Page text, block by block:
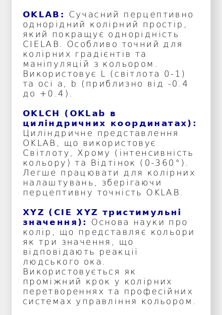
OKLAB:
Сучасний перцептивно
однорідний колірний простір,
який покращує однорідність
CIELAB. Особливо точний для
колірних градієнтів та
маніпуляцій з кольором.
Використовує L (світлота 0-1)
та осі a, b (приблизно від -0.4
до +0.4).
OKLCH (OKLab в
циліндричних координатах):
Циліндричне представлення
OKLAB, що використовує
Світлоту, Хрому (інтенсивність
кольору) та Відтінок (0-360°).
Легше працювати для колірних
налаштувань, зберігаючи
перцептивну точність OKLAB.
XYZ (CIE XYZ тристимульні
значення):
Основа науки про
колір, що представляє кольори
як три значення, що
відповідають реакції
людського ока.
Використовується як
проміжний крок у колірних
перетвореннях та професійних
системах управління кольором.